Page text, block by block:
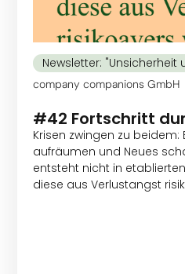
Newsletter: "Unsicherheit
company companions GmbH
#42 Fortschritt
Krisen zwingen zu beidem:
aufräumen und Neues
entsteht nicht in
diese aus Verlustangst